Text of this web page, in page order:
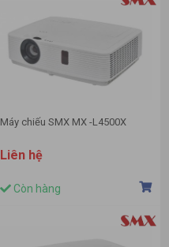
Máy chiếu SMX MX -L4500X
Liên hệ
Còn hàng